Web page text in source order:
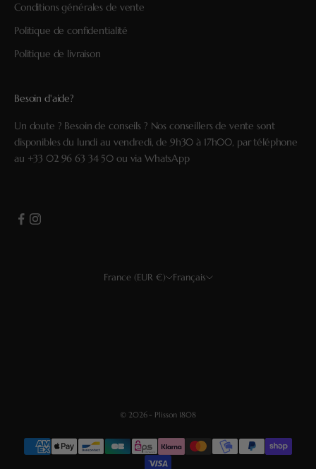
Conditions générales de vente
Politique de confidentialité
Politique de livraison
Besoin d'aide?
Un doute ? Besoin de conseils ? Nos conseillers de vente sont
disponibles du lundi au vendredi, de 9h30 à 17h00, par téléphone
au +33 02 96 63 34 50 ou via WhatsApp
France (EUR €) Français
© 2026 - Plisson 1808